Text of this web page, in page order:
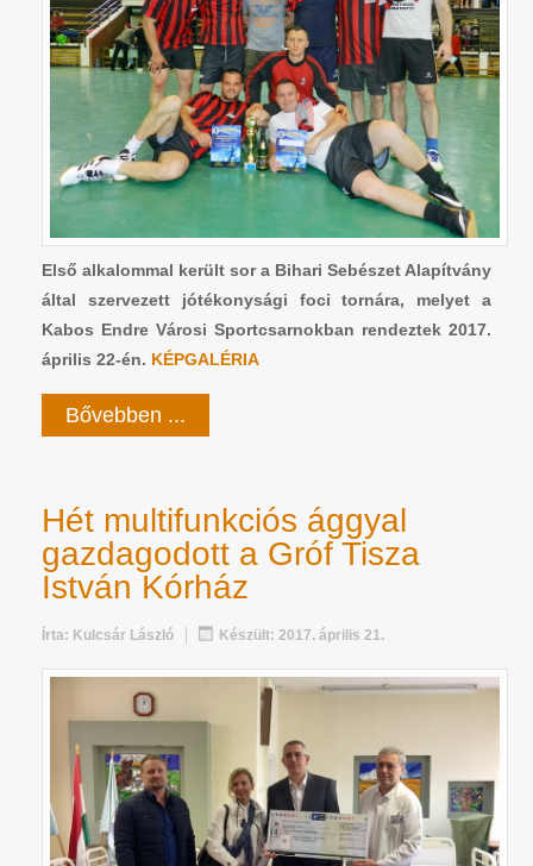
Első alkalommal került sor a Bihari Sebészet Alapítvány
által szervezett jótékonysági foci tornára, melyet a
Kabos Endre Városi Sportcsarnokban rendeztek 2017.
április 22-én. KÉPGALÉRIA
Bővebben ...
Hét multifunkciós ággyal
gazdagodott a Gróf Tisza
István Kórház
Írta: Kulcsár László Készült: 2017. április 21.